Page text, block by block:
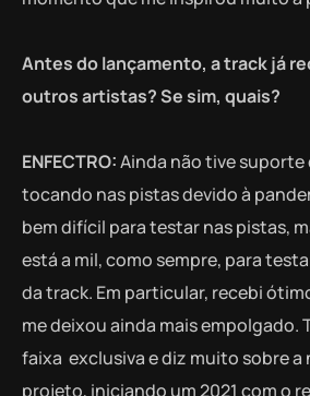
Antes do lançamento, a track já
outros artistas? Se sim, quais?
ENFECTRO:Ainda não tive suporte
tocando nas pistas devido à
bem difícil para testar nas pistas,
está a mil, como sempre, para
da track. Em particular, recebi
me deixou ainda mais empolgado.
faixa exclusiva e diz muito sobre a
projeto, iniciando um 2021 com o